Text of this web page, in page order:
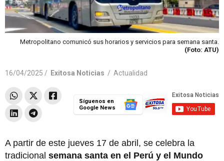
Metropolitano comunicó sus horarios y servicios para semana santa.
(Foto: ATU)
16/04/2025 / Exitosa Noticias / Actualidad
Síguenos en
Google News
A partir de este jueves 17 de abril, se celebra la
tradicional semana santa en el Perú y el Mundo